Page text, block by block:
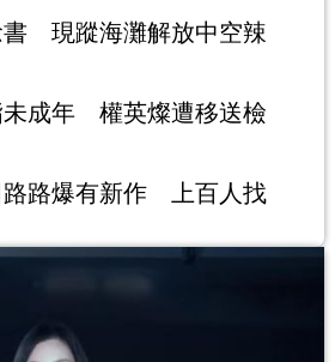
書 現蹤海灘解放中空辣
未成年 權英燦遭移送檢
路路爆有新作 上百人找